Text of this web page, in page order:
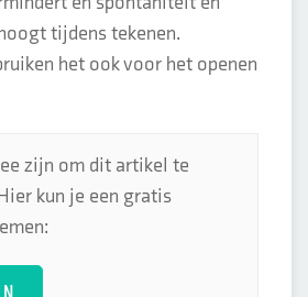
tijdens tekenen.
het ook voor het openen
zijn om dit artikel te
kun je een gratis